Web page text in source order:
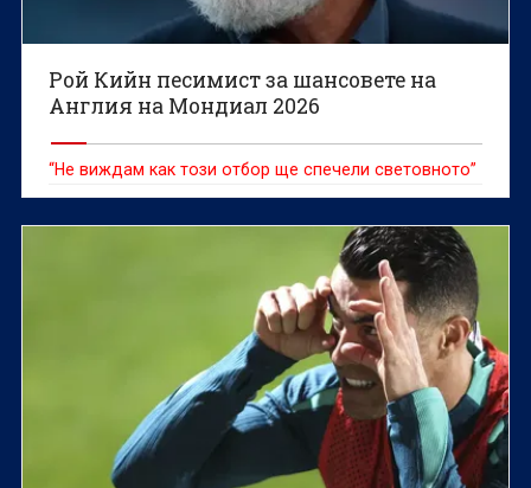
Рой Кийн песимист за шансовете на
Англия на Мондиал 2026
“Не виждам как този отбор ще спечели световното”